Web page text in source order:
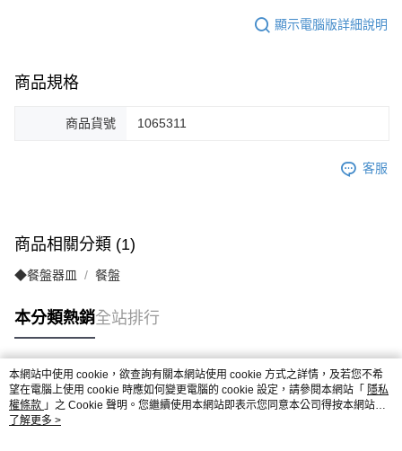
顯示電腦版詳細說明
商品規格
商品貨號 1065311
客服
商品相關分類 (1)
◆餐盤器皿 餐盤
本分類熱銷全站排行
熱門標籤
本網站中使用 cookie，欲查詢有關本網站使用 cookie 方式之詳情，及若您不希
望在電腦上使用 cookie 時應如何變更電腦的 cookie 設定，請參閱本網站「 隱私
權條款 」之 Cookie 聲明。您繼續使用本網站即表示您同意本公司得按本網站使
用條款之 Cookie 聲明使用 cookie。
了解更多 >